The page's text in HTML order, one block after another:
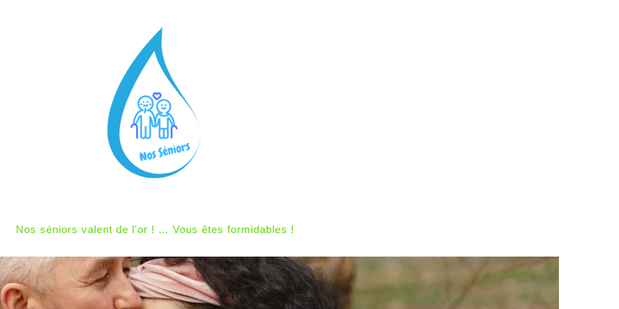
Nos séniors valent de l'or ! … Vous êtes formidables !